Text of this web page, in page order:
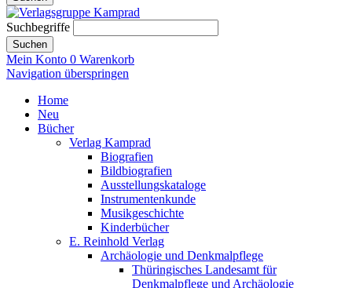
Suchbegriffe
Suchen
Mein Konto 0 Warenkorb
Navigation überspringen
Home
Neu
Bücher
Verlag Kamprad
Biografien
Bildbiografien
Ausstellungskataloge
Instrumentenkunde
Musikgeschichte
Kinderbücher
E. Reinhold Verlag
Archäologie und Denkmalpflege
Thüringisches Landesamt für
Denkmalpflege und Archäologie